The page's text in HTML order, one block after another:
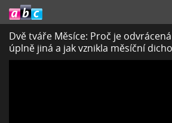
Dvě tváře Měsíce: Proč je
úplně jiná a jak vznikla měsíční